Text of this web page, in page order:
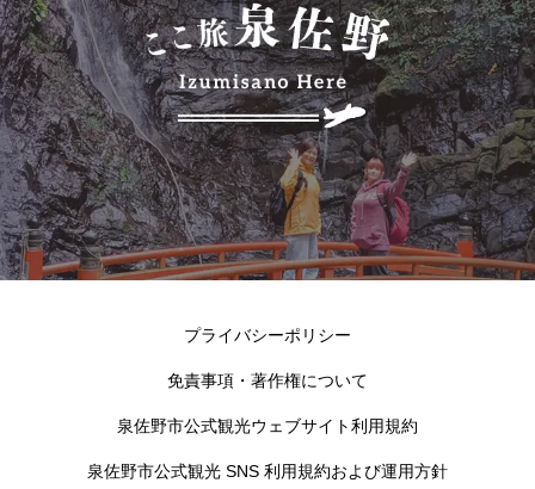
プライバシーポリシー
免責事項・著作権について
泉佐野市公式観光ウェブサイト利用規約
泉佐野市公式観光 SNS 利用規約および運用方針